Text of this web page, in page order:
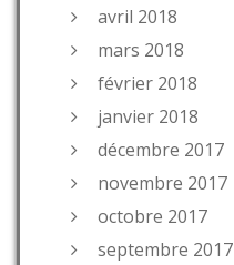
avril 2018
mars 2018
février 2018
janvier 2018
décembre 2017
novembre 2017
octobre 2017
septembre 2017